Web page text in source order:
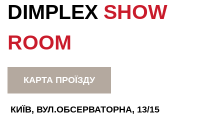
DIMPLEX SHOW
ROOM
КАРТА ПРОЇЗДУ
КИЇВ, ВУЛ.ОБСЕРВАТОРНА, 13/15